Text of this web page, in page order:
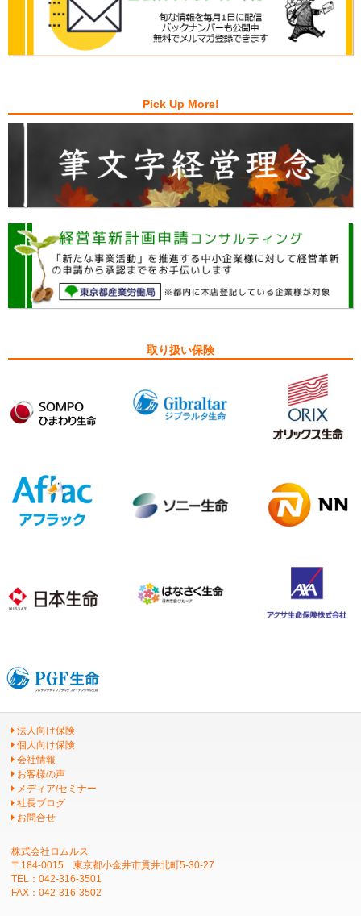
Pick Up More!
取り扱い保険
法人向け保険
個人向け保険
会社情報
お客様の声
メディア/セミナー
社長ブログ
お問合せ
株式会社ロムルス
〒184-0015 東京都小金井市貫井北町5-30-27
TEL：042-316-3501
FAX：042-316-3502